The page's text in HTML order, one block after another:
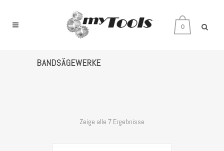
0
BANDSÄGEWERKE
Zeige alle 7 Ergebnisse